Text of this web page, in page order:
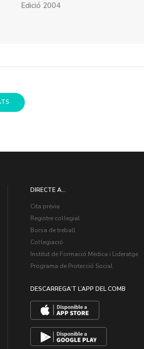
Edició 2004
DIRECTE A...
Cita prèvia
Registre col·legial
Borsa de treball
Col·legiació
Institut de Formació Mèdica i Lideratge
Programa de Protecció Social
DESCARREGA’T L’APP DEL COMB